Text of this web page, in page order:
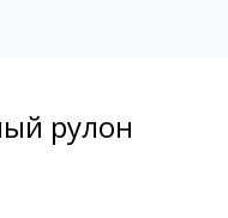
рулон